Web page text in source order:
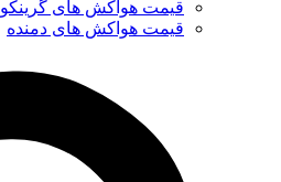
قیمت هواکش های گرینکو
قیمت هواکش های دمنده